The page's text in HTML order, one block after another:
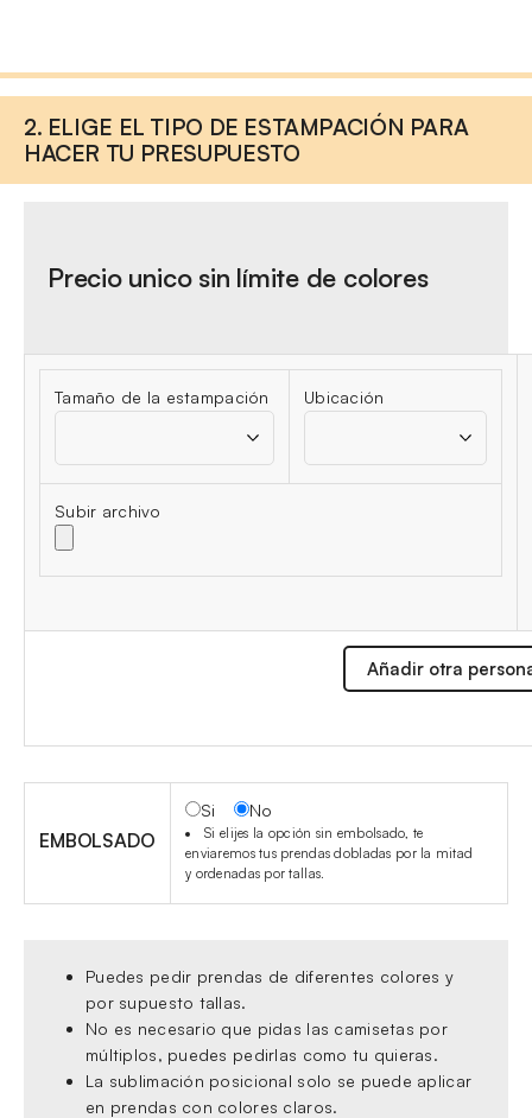
2. ELIGE EL TIPO DE ESTAMPACIÓN PARA
HACER TU PRESUPUESTO
Precio unico sin límite de colores
Tamaño de la estampación Ubicación
Subir archivo
Añadir otra
EMBOLSADO
Si No
Si elijes la opción sin embolsado, te
enviaremos tus prendas dobladas por la mitad
y ordenadas por tallas.
Puedes pedir prendas de diferentes colores y
por supuesto tallas.
No es necesario que pidas las camisetas por
múltiplos, puedes pedirlas como tu quieras.
La sublimación posicional solo se puede aplicar
en prendas con colores claros.